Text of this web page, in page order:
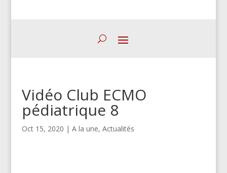
Vidéo Club ECMO
pédiatrique 8
Oct 15, 2020 | A la une, Actualités